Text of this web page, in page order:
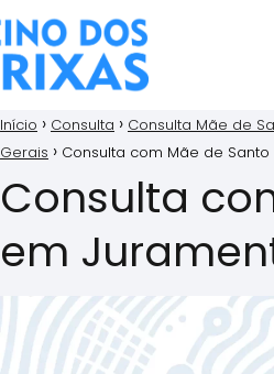
Início Consulta Consulta Mãe de
Gerais
Consulta com Mãe de
Consulta
em